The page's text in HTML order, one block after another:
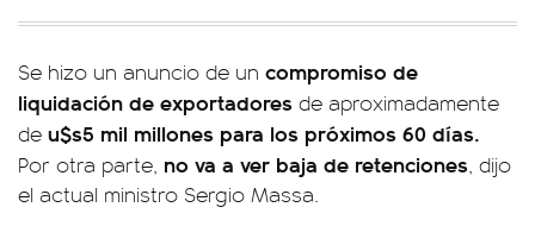
Se hizo un anuncio de un compromiso de
liquidación de exportadores de aproximadamente
de u$s5 mil millones para los próximos 60 días.
Por otra parte, no va a ver baja de retenciones, dijo
el actual ministro Sergio Massa.